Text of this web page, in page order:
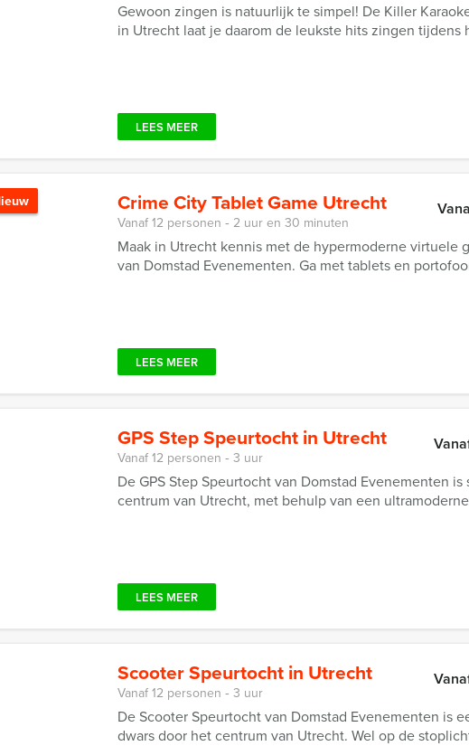
Gewoon zingen is natuurlijk te simpel! De Killer
in Utrecht laat je daarom de leukste hits zingen tijdens
LEES MEER
Crime City Tablet Game Utrecht
Vanaf 12 personen ‐ 2 uur en 30 minuten
Maak in Utrecht kennis met de hypermoderne virtuele
van Domstad Evenementen. Ga met tablets en
LEES MEER
GPS Step Speurtocht in Utrecht
Vanaf 12 personen ‐ 3 uur
De GPS Step Speurtocht van Domstad Evenementen
centrum van Utrecht, met behulp van een
LEES MEER
Scooter Speurtocht in Utrecht
Vanaf 12 personen ‐ 3 uur
De Scooter Speurtocht van Domstad Evenementen is
dwars door het centrum van Utrecht. Wel op de